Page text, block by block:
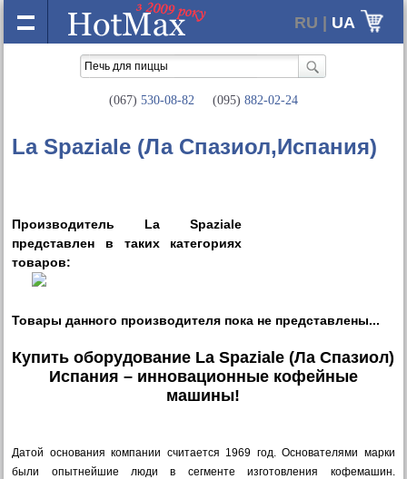
RU | UA
(067) 530-08-82 (095) 882-02-24
La Spaziale (Ла Спазиол,Испания)
Производитель La Spaziale
представлен в таких категориях
товаров:
Товары данного производителя пока не представлены...
Купить оборудование La Spaziale (Ла Спазиол)
Испания – инновационные кофейные
машины!
Датой основания компании считается 1969 год. Основателями марки
были опытнейшие люди в сегменте изготовления кофемашин.